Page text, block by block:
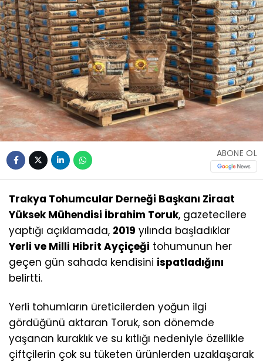
ABONE OL
Trakya Tohumcular Derneği Başkanı Ziraat
Yüksek Mühendisi İbrahim Toruk, gazetecilere
yaptığı açıklamada, 2019 yılında başladıklar
Yerli ve Milli Hibrit Ayçiçeği tohumunun her
geçen gün sahada kendisini ispatladığını
belirtti.
Yerli tohumların üreticilerden yoğun ilgi
gördüğünü aktaran Toruk, son dönemde
yaşanan kuraklık ve su kıtlığı nedeniyle özellikle
çiftçilerin çok su tüketen ürünlerden uzaklaşarak